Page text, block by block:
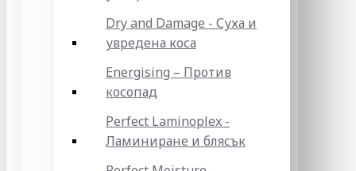
Dry and Damage - Суха и
увредена коса
Energising – Против
косопад
Perfect Laminoplex -
Ламиниране и блясък